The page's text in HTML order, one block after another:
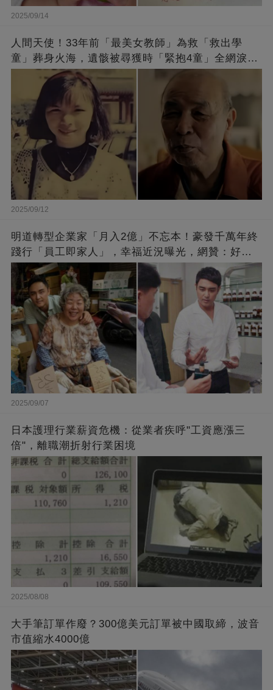
2025/09/14
人間天使！33年前「最美女教師」為救「救出學
童」葬身火海，遺骸被尋獲時「緊抱4童」全網淚
崩：真正的英雄不該被遺忘
2025/09/12
明道轉型企業家「月入2億」不忘本！豪發千萬年終
踐行「員工即家人」，幸福近況曝光，網贊：好老
闆的福報
2025/09/07
日本護理行業薪資危機：從業者疾呼"工資應漲三
倍"，離職潮折射行業困境
2025/08/08
大手筆訂單作廢？300億美元訂單被中國取締，波音
市值縮水4000億